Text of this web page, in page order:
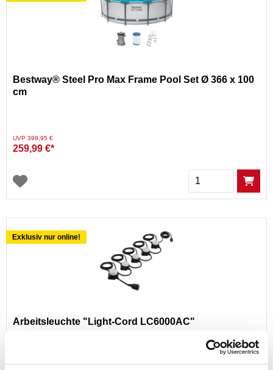
Bestway® Steel Pro Max Frame Pool Set Ø 366 x 100
cm
Preis reduziert von
UVP 399,95 €auf
259,99 €*
Menge
Exklusiv nur online!
Arbeitsleuchte "Light-Cord LC6000AC"